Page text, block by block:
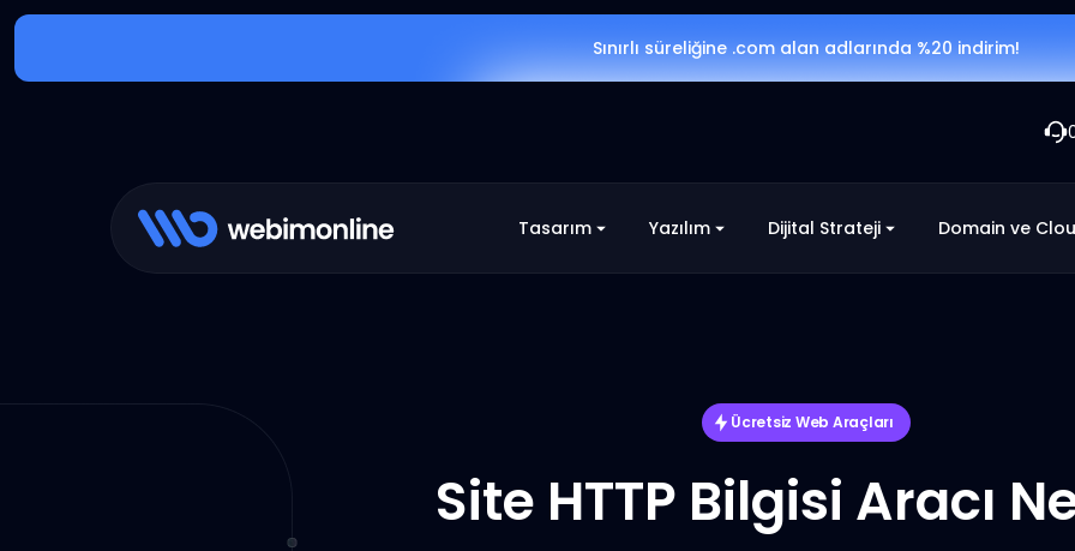
Sınırlı süreliğine .com alan adlarında %20 indirim!
Tasarım Yazılım Dijital Strateji Domain ve
Ücretsiz Web Araçları
Site HTTP Bilgisi Aracı